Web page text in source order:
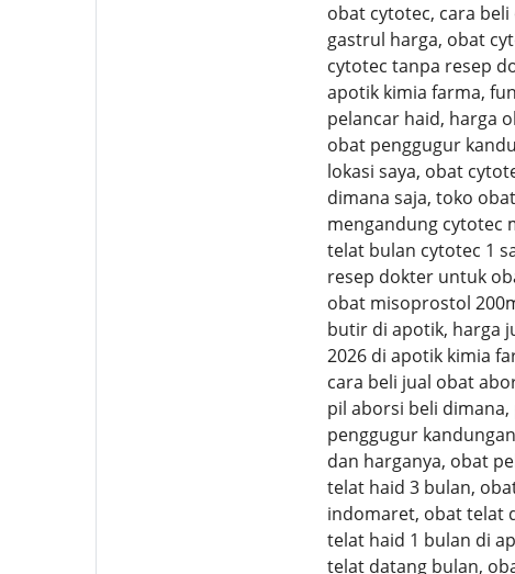
obat cytotec, cara
gastrul harga, obat
cytotec tanpa resep
apotik kimia farma,
pelancar haid, harga
obat penggugur
lokasi saya, obat
dimana saja, toko
mengandung cytotec
telat bulan cytotec 1
resep dokter untuk
obat misoprostol
butir di apotik, harga
2026 di apotik kimia
cara beli jual obat
pil aborsi beli
penggugur
dan harganya, obat
telat haid 3 bulan,
indomaret, obat telat
telat haid 1 bulan di
telat datang bulan,